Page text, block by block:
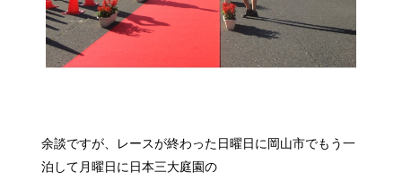
余談ですが、レースが終わった日曜日に岡山市でもう一
泊して月曜日に日本三大庭園の